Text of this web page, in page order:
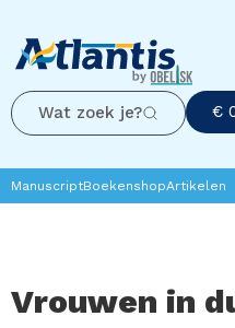
Wat zoek je? €
ManuscriptBoekenshopArtikelen
Vrouwen in